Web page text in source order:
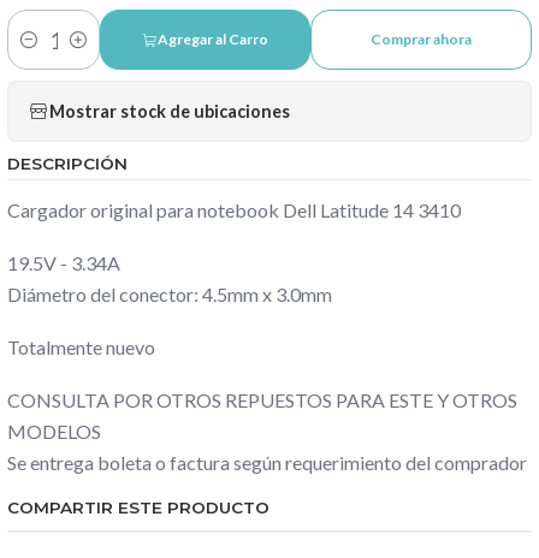
Cantidad
Agregar al Carro Comprar ahora
Mostrar stock de ubicaciones
DESCRIPCIÓN
Cargador original para notebook Dell Latitude 14 3410
19.5V - 3.34A
Diámetro del conector: 4.5mm x 3.0mm
Totalmente nuevo
CONSULTA POR OTROS REPUESTOS PARA ESTE Y OTROS
MODELOS
Se entrega boleta o factura según requerimiento del comprador
COMPARTIR ESTE PRODUCTO